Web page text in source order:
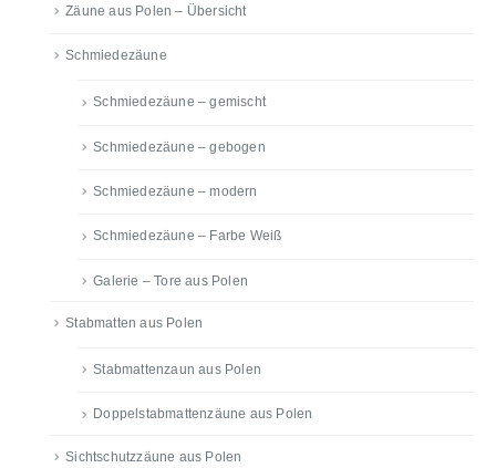
Zäune aus Polen – Übersicht
Schmiedezäune
Schmiedezäune – gemischt
Schmiedezäune – gebogen
Schmiedezäune – modern
Schmiedezäune – Farbe Weiß
Galerie – Tore aus Polen
Stabmatten aus Polen
Stabmattenzaun aus Polen
Doppelstabmattenzäune aus Polen
Sichtschutzzäune aus Polen